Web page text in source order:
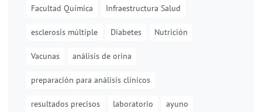
Facultad Química Infraestructura Salud
esclerosis múltiple Diabetes Nutrición
Vacunas análisis de orina
preparación para análisis clínicos
resultados precisos laboratorio ayuno